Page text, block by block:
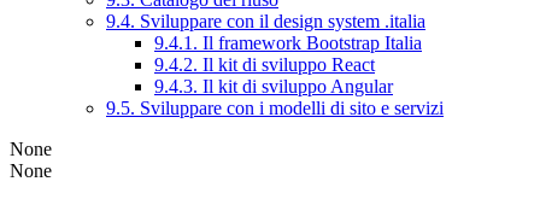
9.4. Sviluppare con il design system .italia
9.4.1. Il framework Bootstrap Italia
9.4.2. Il kit di sviluppo React
9.4.3. Il kit di sviluppo Angular
9.5. Sviluppare con i modelli di sito e servizi
None
None